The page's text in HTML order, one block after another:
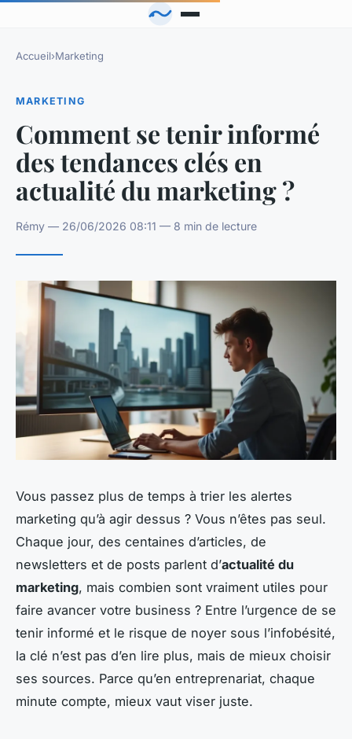
Accueil›Marketing
MARKETING
Comment se tenir informé
des tendances clés en
actualité du marketing ?
Rémy — 26/06/2026 08:11 — 8 min de lecture
Vous passez plus de temps à trier les alertes
marketing qu’à agir dessus ? Vous n’êtes pas seul.
Chaque jour, des centaines d’articles, de
newsletters et de posts parlent d’actualité du
marketing, mais combien sont vraiment utiles pour
faire avancer votre business ? Entre l’urgence de se
tenir informé et le risque de noyer sous l’infobésité,
la clé n’est pas d’en lire plus, mais de mieux choisir
ses sources. Parce qu’en entreprenariat, chaque
minute compte, mieux vaut viser juste.